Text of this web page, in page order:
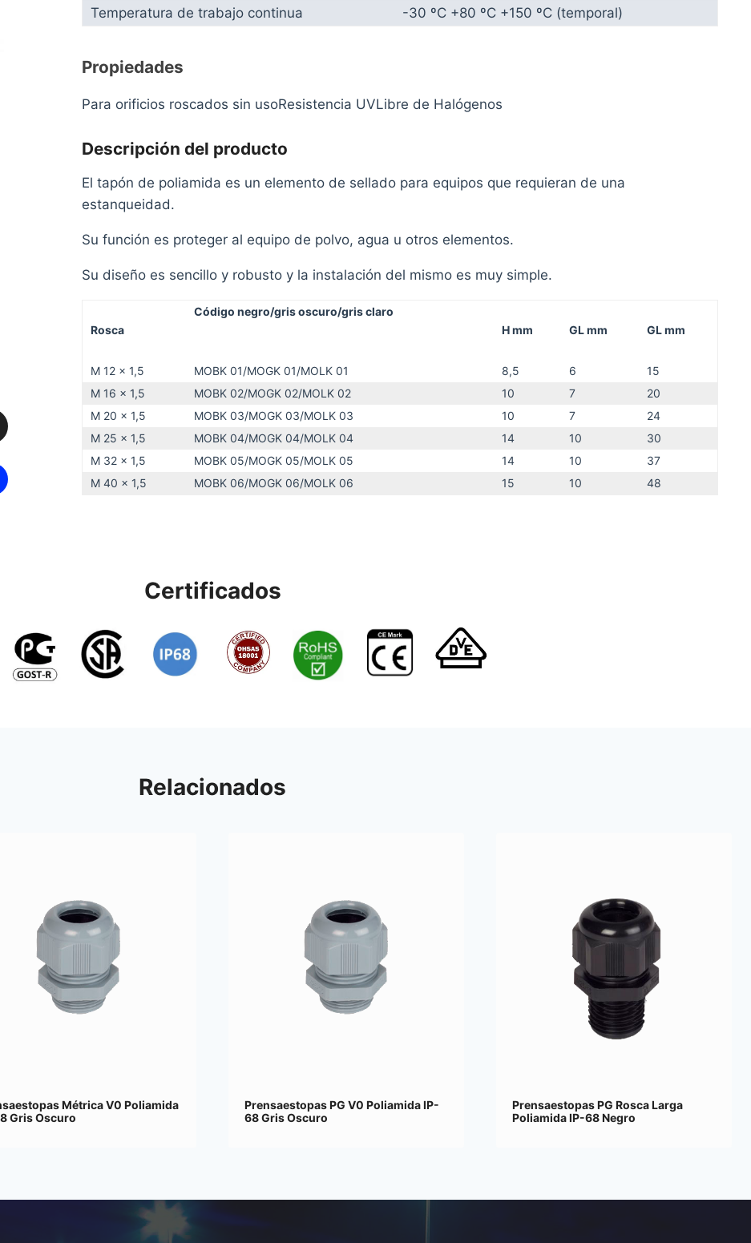
Temperatura de trabajo continua
-30 ºC +80 ºC +150 ºC (temporal)
Propiedades
Para orificios roscados sin usoResistencia UVLibre de Halógenos
Descripción del producto
El tapón de poliamida es un elemento de sellado para equipos que requieran de una
estanqueidad.
Su función es proteger al equipo de polvo, agua u otros elementos.
Su diseño es sencillo y robusto y la instalación del mismo es muy simple.
Rosca
Código negro/gris oscuro/gris claro
H mm
GL mm GL mm
M 12 x 1,5 MOBK 01/MOGK 01/MOLK 01 8,5 6
15
M 16 x 1,5
MOBK 02/MOGK 02/MOLK 02 10 7
20
M 20 x 1,5
MOBK 03/MOGK 03/MOLK 03 10 7
24
M 25 x 1,5
MOBK 04/MOGK 04/MOLK 04 14 10
30
M 32 x 1,5
MOBK 05/MOGK 05/MOLK 05 14 10
37
M 40 x 1,5
MOBK 06/MOGK 06/MOLK 06 15 10 48
Certificados
Relacionados
Métrica V0 Poliamida
Gris Oscuro
Prensaestopas PG V0 Poliamida IP-
68 Gris Oscuro
Prensaestopas PG Rosca Larga
Poliamida IP-68 Negro